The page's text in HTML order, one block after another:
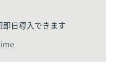
日導入できます